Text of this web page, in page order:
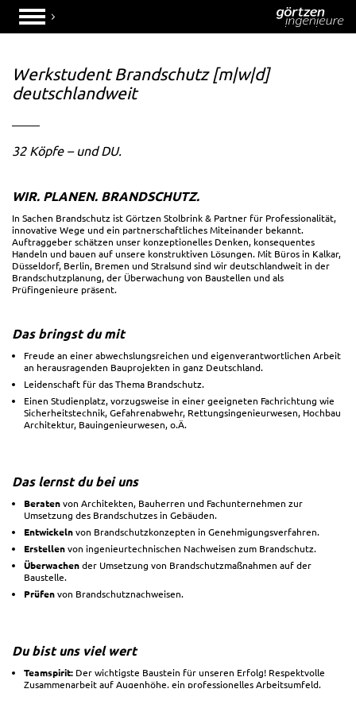
Werkstudent Brandschutz [m|w|d]
deutschlandweit
32 Köpfe – und DU.
WIR. PLANEN. BRANDSCHUTZ.
In Sachen Brandschutz ist Görtzen Stolbrink & Partner für Professionalität,
innovative Wege und ein partnerschaftliches Miteinander bekannt.
Auftraggeber schätzen unser konzeptionelles Denken, konsequentes
Handeln und bauen auf unsere konstruktiven Lösungen. Mit Büros in Kalkar,
Düsseldorf, Berlin, Bremen und Stralsund sind wir deutschlandweit in der
Brandschutzplanung, der Überwachung von Baustellen und als
Prüfingenieure präsent.
Das bringst du mit
Freude an einer abwechslungsreichen und eigenverantwortlichen Arbeit
an herausragenden Bauprojekten in ganz Deutschland.
Leidenschaft für das Thema Brandschutz.
Einen Studienplatz, vorzugsweise in einer geeigneten Fachrichtung wie
Sicherheitstechnik, Gefahrenabwehr, Rettungsingenieurwesen, Hochbau
Architektur, Bauingenieurwesen, o.Ä.
Das lernst du bei uns
Beratenvon Architekten, Bauherren und Fachunternehmen zur
Umsetzung des Brandschutzes in Gebäuden.
Entwickelnvon Brandschutzkonzepten in Genehmigungsverfahren.
Erstellenvon ingenieurtechnischen Nachweisen zum Brandschutz.
Überwachender Umsetzung von Brandschutzmaßnahmen auf der
Baustelle.
Prüfenvon Brandschutznachweisen.
Du bist uns viel wert
Teamspirit: Der wichtigste Baustein für unseren Erfolg! Respektvolle
Zusammenarbeit auf Augenhöhe, ein professionelles Arbeitsumfeld,